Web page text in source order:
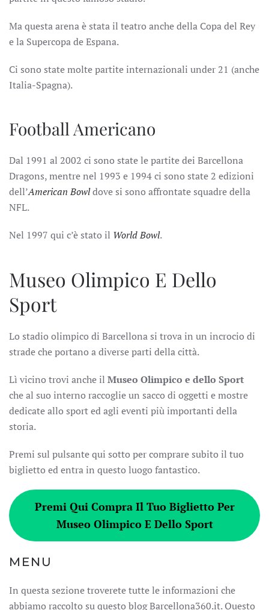
Ma questa arena è stata il teatro anche della Copa del Rey
e la Supercopa de Espana.
Ci sono state molte partite internazionali under 21 (anche
Italia-Spagna).
Football Americano
Dal 1991 al 2002 ci sono state le partite dei Barcellona
Dragons, mentre nel 1993 e 1994 ci sono state 2 edizioni
dell’American Bowldove si sono affrontate squadre della
NFL.
Nel 1997 qui c’è stato il World Bowl.
Museo Olimpico E Dello
Sport
Lo stadio olimpico di Barcellona si trova in un incrocio di
strade che portano a diverse parti della città.
Lì vicino trovi anche il Museo Olimpico e dello Sport
che al suo interno raccoglie un sacco di oggetti e mostre
dedicate allo sport ed agli eventi più importanti della
storia.
Premi sul pulsante qui sotto per comprare subito il tuo
biglietto ed entra in questo luogo fantastico.
Premi Qui Compra Il Tuo Biglietto Per
Museo Olimpico E Dello Sport
MENU
In questa sezione troverete tutte le informazioni che
abbiamo raccolto su questo blog Barcellona360.it. Questo